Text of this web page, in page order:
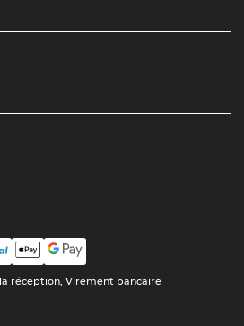
réception, Virement bancaire